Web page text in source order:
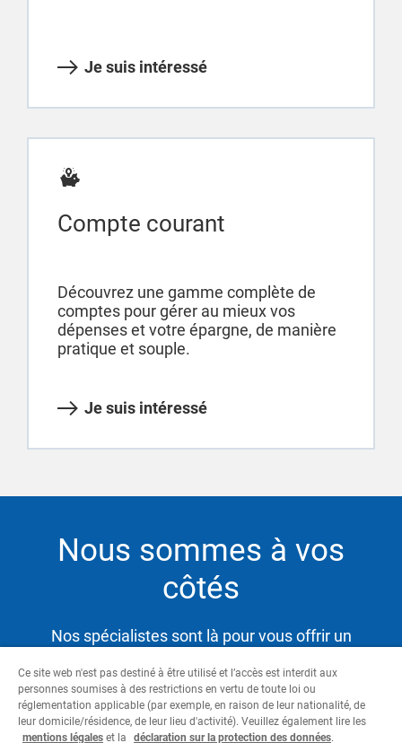
Je suis intéressé
Compte courant
Découvrez une gamme complète de
comptes pour gérer au mieux vos
dépenses et votre épargne, de manière
pratique et souple.
Je suis intéressé
Nous sommes à vos
côtés
Nos spécialistes sont là pour vous offrir un
besoins tout en vous aidant à atteindre vos
objectifs.
Ce site web n'est pas destiné à être utilisé et l’accès est interdit aux
personnes soumises à des restrictions en vertu de toute loi ou
réglementation applicable (par exemple, en raison de leur nationalité, de
leur domicile/résidence, de leur lieu d'activité). Veuillez également lire les
mentions légales et la déclaration sur la protection des données.